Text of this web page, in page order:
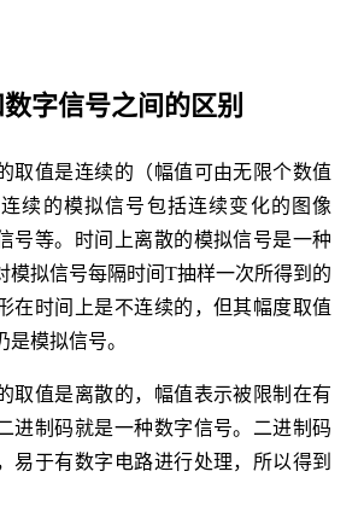
字信号之间的区别
取值是连续的（幅值可由无限个数值
续的模拟信号包括连续变化的图像
号等。时间上离散的模拟信号是一种
模拟信号每隔时间T抽样一次所得到的
在时间上是不连续的，但其幅度取值
模拟信号。
取值是离散的，幅值表示被限制在有
进制码就是一种数字信号。二进制码
易于有数字电路进行处理，所以得到